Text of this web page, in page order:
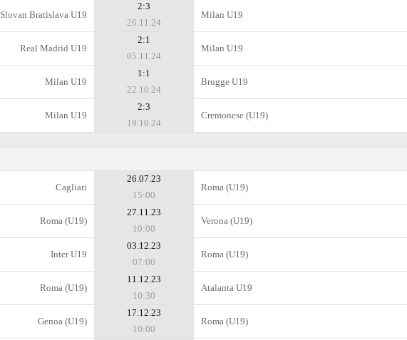
Slovan Bratislava U19
2:3
26.11.24
Milan U19
Real Madrid U19
2:1
05.11.24
Milan U19
Milan U19
1:1
22.10.24
Brugge U19
Milan U19
2:3
19.10.24
Cremonese (U19)
Cagliari
26.07.23
15:00
Roma (U19)
Roma (U19)
27.11.23
10:00
Verona (U19)
Inter U19
03.12.23
07:00
Roma (U19)
Roma (U19)
11.12.23
10:30
Atalanta U19
Genoa (U19)
17.12.23
10:00
Roma (U19)